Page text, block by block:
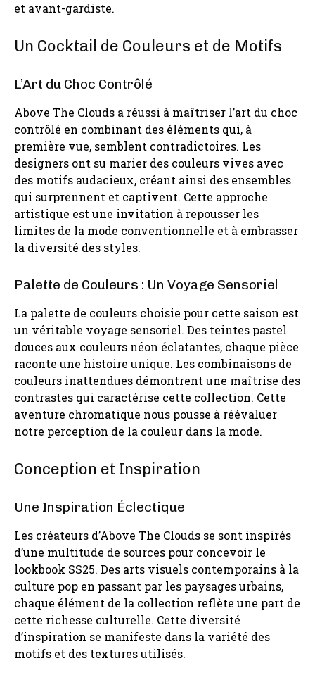
et avant-gardiste.
Un Cocktail de Couleurs et de Motifs
L’Art du Choc Contrôlé
Above The Clouds a réussi à maîtriser l’art du choc
contrôlé en combinant des éléments qui, à
première vue, semblent contradictoires. Les
designers ont su marier des couleurs vives avec
des motifs audacieux, créant ainsi des ensembles
qui surprennent et captivent. Cette approche
artistique est une invitation à repousser les
limites de la mode conventionnelle et à embrasser
la diversité des styles.
Palette de Couleurs : Un Voyage Sensoriel
La palette de couleurs choisie pour cette saison est
un véritable voyage sensoriel. Des teintes pastel
douces aux couleurs néon éclatantes, chaque pièce
raconte une histoire unique. Les combinaisons de
couleurs inattendues démontrent une maîtrise des
contrastes qui caractérise cette collection. Cette
aventure chromatique nous pousse à réévaluer
notre perception de la couleur dans la mode.
Conception et Inspiration
Une Inspiration Éclectique
Les créateurs d’Above The Clouds se sont inspirés
d’une multitude de sources pour concevoir le
lookbook SS25. Des arts visuels contemporains à la
culture pop en passant par les paysages urbains,
chaque élément de la collection reflète une part de
cette richesse culturelle. Cette diversité
d’inspiration se manifeste dans la variété des
motifs et des textures utilisés.